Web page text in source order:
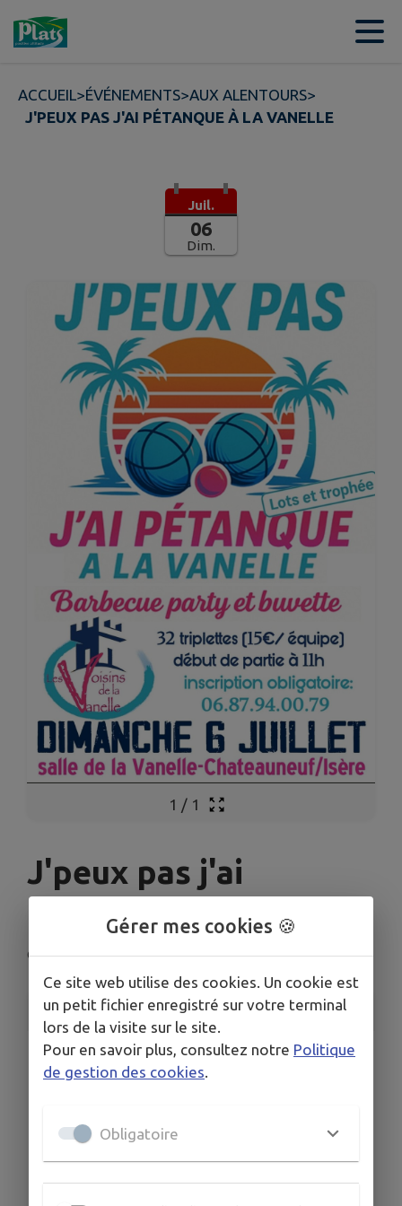
Contenu
ACCUEIL>ÉVÉNEMENTS>AUX ALENTOURS>
J'PEUX PAS J'AI PÉTANQUE À LA VANELLE
Juil.
06
Dim.
1 / 1
J'peux pas j'ai
pétanque à la Vanelle
Châteauneuf-sur-Isère
INFORMATIONS PRATIQUES
LIEU
La Vanelle, 26300 Châteauneuf-sur-Isère
HORAIRES
Début de partie à 11h
Gérer mes cookies 🍪
Ce site web utilise des cookies. Un cookie est
un petit fichier enregistré sur votre terminal
lors de la visite sur le site.
Pour en savoir plus, consultez notre Politique
de gestion des cookies.
Obligatoire